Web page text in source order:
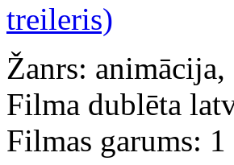
Žanrs:
Filma dublēta
Filmas garums: